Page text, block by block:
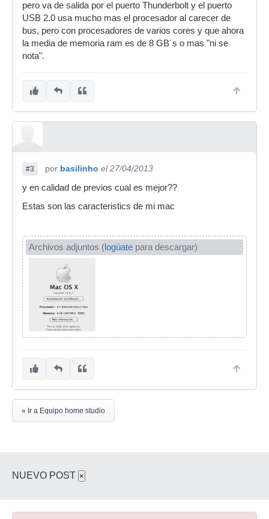
pero va de salida por el puerto Thunderbolt y el puerto
USB 2.0 usa mucho mas el procesador al carecer de
bus, pero con procesadores de varios cores y que ahora
la media de memoria ram es de 8 GB´s o mas "ni se
nota".
#3 por basilinho el 27/04/2013
y en calidad de previos cual es mejor??
Estas son las caracteristics de mi mac
Archivos adjuntos (logúate para descargar)
« Ir a Equipo home studio
NUEVO POST ×